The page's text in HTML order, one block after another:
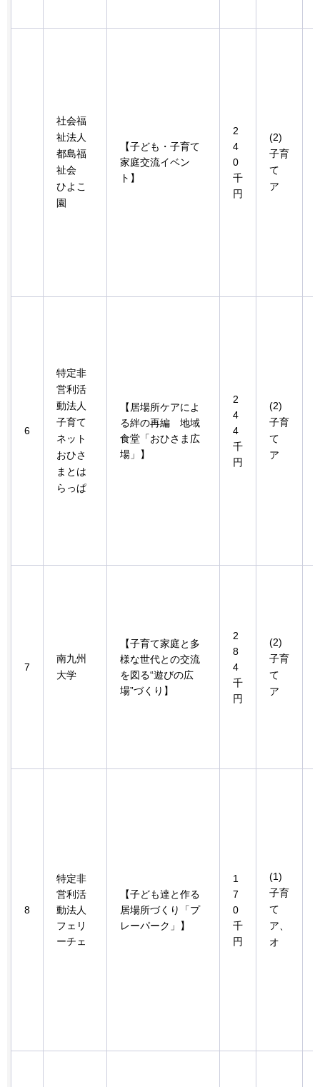
社会福
祉法人
都島福
祉会
ひよこ
園
【子ども・子育て
家庭交流イベン
ト】
2
4
0
千
円
(2)
子育
て
ア
6
特定非
営利活
動法人
子育て
ネット
おひさ
まとは
らっぱ
【居場所ケアによ
る絆の再編
地域
食堂「おひさま広
場」】
2
4
4
千
円
(2)
子育
て
ア
7
南九州
大学
【子育て家庭と多
様な世代との交流
を図る“遊びの広
場”づくり】
2
8
4
千
円
(2)
子育
て
ア
8
特定非
営利活
動法人
フェリ
ーチェ
【子ども達と作る
居場所づくり「プ
レーパーク」】
1
7
0
千
円
(1)
子育
て
ア、
オ